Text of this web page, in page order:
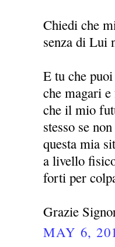
Chiedi che
senza di Lui
E tu che
che magari
che il mio
stesso se
questa mia
a livello
forti per
Grazie
MAY 6,